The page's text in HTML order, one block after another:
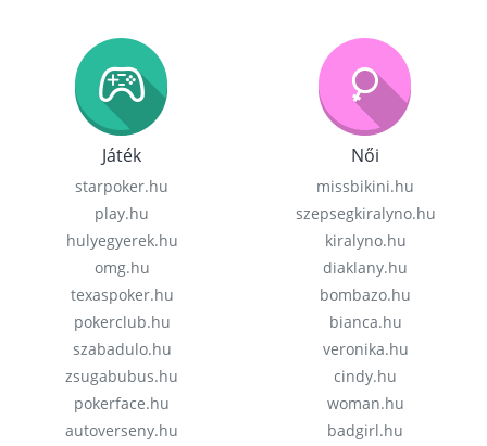
Játék
starpoker.hu
play.hu
hulyegyerek.hu
omg.hu
texaspoker.hu
pokerclub.hu
szabadulo.hu
zsugabubus.hu
pokerface.hu
autoverseny.hu
Női
missbikini.hu
szepsegkiralyno.hu
kiralyno.hu
diaklany.hu
bombazo.hu
bianca.hu
veronika.hu
cindy.hu
woman.hu
badgirl.hu